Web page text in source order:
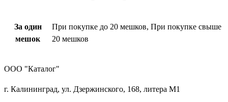
За один
мешок
При покупке до 20 мешков, При покупке свыше
20 мешков
ООО "Каталог"
г. Калининград, ул. Дзержинского, 168, литера М1